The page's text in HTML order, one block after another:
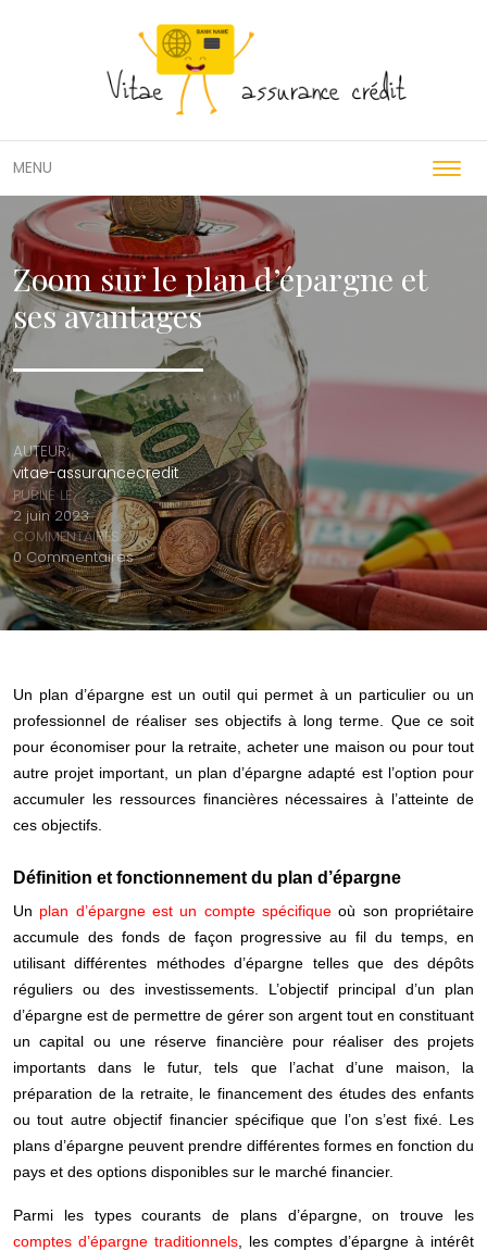
MENU
Zoom sur le plan d’épargne et
ses avantages
AUTEUR:
vitae-assurancecredit
PUBLIÉ LE:
2 juin 2023
COMMENTAIRES:
0 Commentaires
Un plan d’épargne est un outil qui permet à un particulier ou un
professionnelde réaliser ses objectifs à long terme. Que ce soit
pour économiser pour la retraite, acheter une maison ou pour tout
autre projet important, un plan d’épargne adapté est l’option pour
accumuler les ressources financières nécessaires à l’atteinte de
ces objectifs.
Définition et fonctionnement du plan d’épargne
Un plan d’épargne est un compte spécifique où son propriétaire
accumule des fonds de façon progressive au fil du temps, en
utilisant différentes méthodes d’épargne telles que des dépôts
réguliers ou des investissements. L’objectif principal d’un plan
d’épargne est de permettre de gérer son argent tout en constituant
un capital ou une réserve financière pour réaliser des projets
importants dans le futur, tels que l’achat d’une maison, la
préparation de la retraite, le financement des études des enfants
ou tout autre objectif financier spécifique que l’on s’est fixé. Les
plans d’épargne peuvent prendre différentes formes en fonction du
pays et des options disponibles sur le marché financier.
Parmi les types courants de plans d’épargne, on trouve les
comptes d’épargne traditionnels, les comptes d’épargne à intérêt